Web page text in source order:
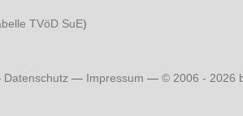
TVöD SuE)
Datenschutz — Impressum — © 2006 - 2026